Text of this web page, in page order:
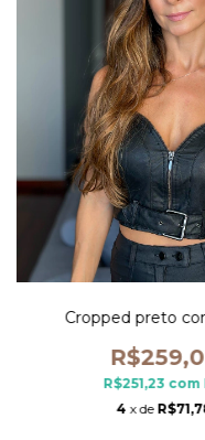
Cropped preto
R$251,23 com
4 x de